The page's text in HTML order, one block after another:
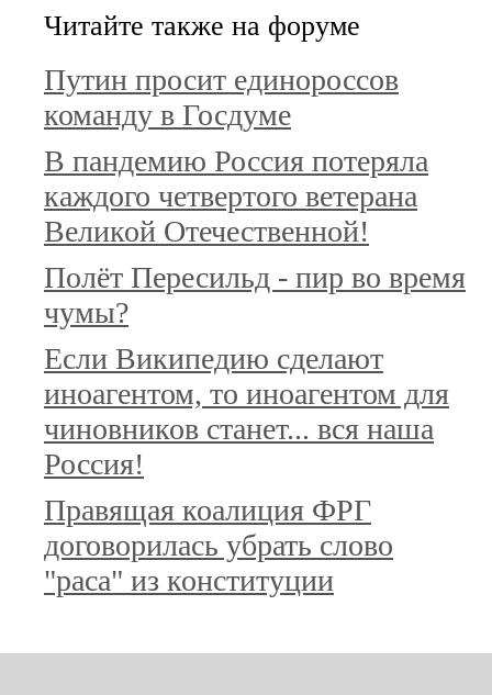
Читайте также на форуме
Путин просит единороссов
команду в Госдуме
В пандемию Россия потеряла
каждого четвертого ветерана
Великой Отечественной!
Полёт Пересильд - пир во время
чумы?
Если Википедию сделают
иноагентом, то иноагентом для
чиновников станет... вся наша
Россия!
Правящая коалиция ФРГ
договорилась убрать слово
"раса" из конституции